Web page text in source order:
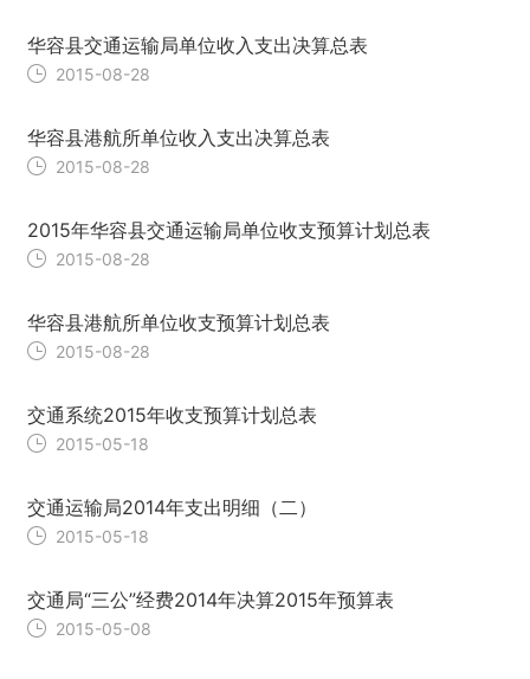
华容县交通运输局单位收入支出决算总表
2015-08-28
华容县港航所单位收入支出决算总表
2015-08-28
2015年华容县交通运输局单位收支预算计划总表
2015-08-28
华容县港航所单位收支预算计划总表
2015-08-28
交通系统2015年收支预算计划总表
2015-05-18
交通运输局2014年支出明细（二）
2015-05-18
交通局“三公”经费2014年决算2015年预算表
2015-05-08